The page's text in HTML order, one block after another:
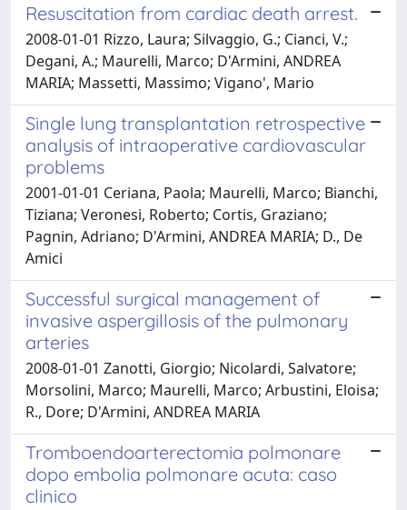
Resuscitation from cardiac death arrest.
2008-01-01 Rizzo, Laura; Silvaggio, G.; Cianci, V.;
Degani, A.; Maurelli, Marco; D'Armini, ANDREA
MARIA; Massetti, Massimo; Vigano', Mario
Single lung transplantation retrospective
analysis of intraoperative cardiovascular
problems
2001-01-01 Ceriana, Paola; Maurelli, Marco; Bianchi,
Tiziana; Veronesi, Roberto; Cortis, Graziano;
Pagnin, Adriano; D'Armini, ANDREA MARIA; D., De
Amici
Successful surgical management of
invasive aspergillosis of the pulmonary
arteries
2008-01-01 Zanotti, Giorgio; Nicolardi, Salvatore;
Morsolini, Marco; Maurelli, Marco; Arbustini, Eloisa;
R., Dore; D'Armini, ANDREA MARIA
Tromboendoarterectomia polmonare
dopo embolia polmonare acuta: caso
clinico